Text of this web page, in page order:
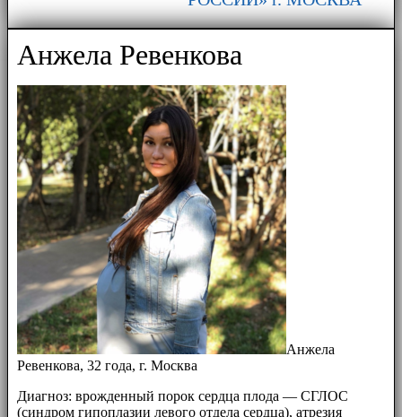
Анжела Ревенкова
Анжела
Ревенкова, 32 года, г. Москва
Диагноз: врожденный порок сердца плода — СГЛОС
(синдром гипоплазии левого отдела сердца), атрезия